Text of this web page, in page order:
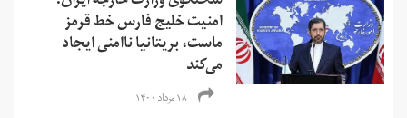
امنیت خلیج فارس خط قرمز
ماست، بریتانیا ناامنی ایجاد
می‌کند
۱۸ مرداد ۱۴۰۰